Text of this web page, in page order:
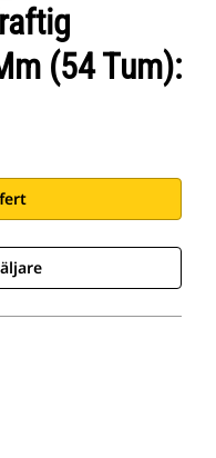
(54 Tum):